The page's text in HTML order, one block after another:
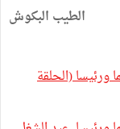
الطيب البكوش
ورئيسا (الحلقة